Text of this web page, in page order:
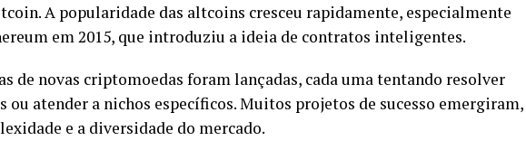
A popularidade das altcoins cresceu rapidamente, especialmente
em 2015, que introduziu a ideia de contratos inteligentes.
de novas criptomoedas foram lançadas, cada uma tentando resolver
ou atender a nichos específicos. Muitos projetos de sucesso emergiram,
e a diversidade do mercado.